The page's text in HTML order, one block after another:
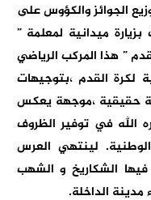
الجوائز والكؤوس على
ميدانية لمعلمة ”
” هذا المركب الرياضي
لكرة القدم ،بتوجيهات
حقيقية ،موجهة يعكس
الله في توفير الظروف
لينتهي العرس
الشكاريخ و الشهب
مدينة الداخلة.